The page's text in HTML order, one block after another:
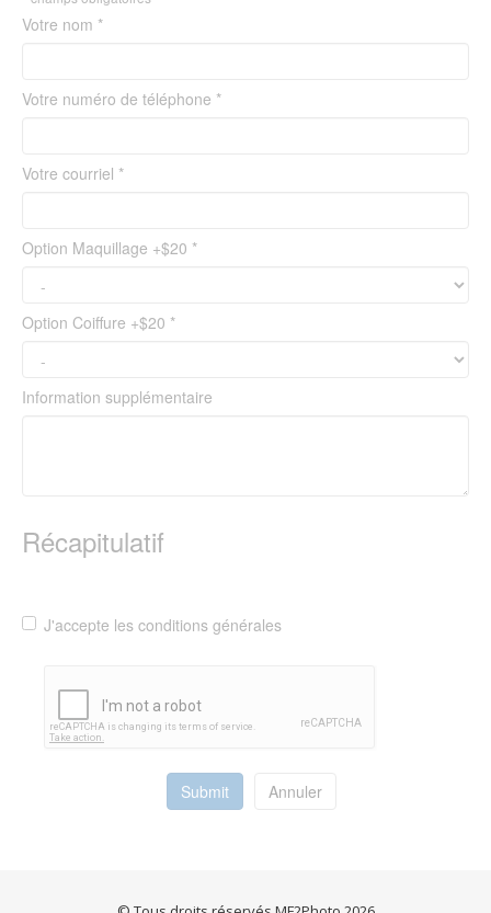
Votre nom *
Votre numéro de téléphone *
Votre courriel *
Option Maquillage +$20 *
Option Coiffure +$20 *
Information supplémentaire
Récapitulatif
J'accepte les conditions générales
Submit Annuler